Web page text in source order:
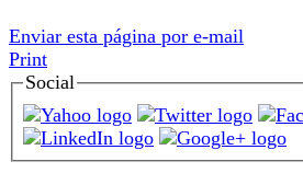
Enviar esta página por e-mail
Print
Social